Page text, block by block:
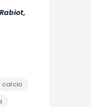
Rabiot,
calcio